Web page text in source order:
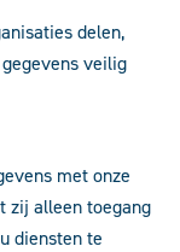
delen,
veilig
met onze
zij alleen toegang
diensten te